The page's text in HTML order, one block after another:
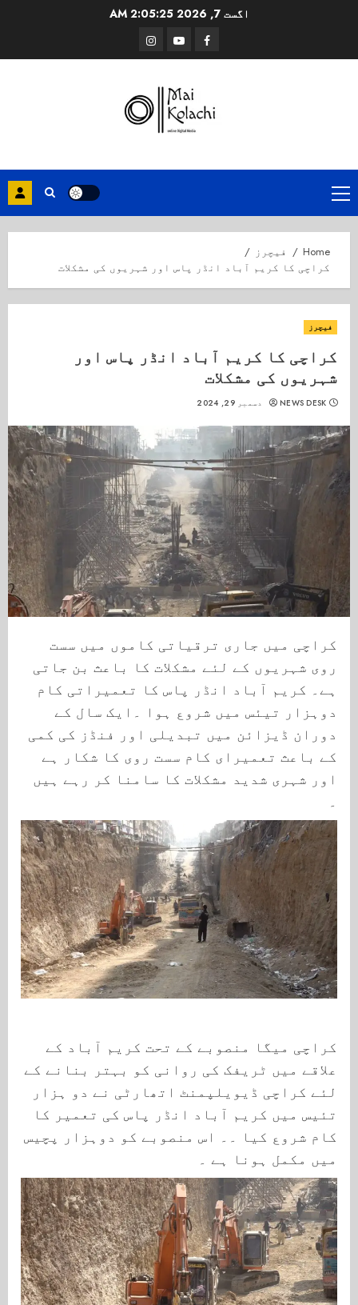
اگست 7, 2026 2:05:25 AM
Facebook
Youtube
Instagram
Primary
Menu
Home
فیچرز
کراچی کا کریم آباد انڈر پاس اور شہریوں کی مشکلات
فیچرز
کراچی کا کریم آباد انڈر پاس اور
شہریوں کی مشکلات
NEWS DESK دسمبر 29, 2024
کراچی میں جاری ترقیاتی کاموں میں سست
روی شہریوں کے لئے مشکلات کا باعث بن جاتی
ہے۔ کریم آباد انڈر پاس کا تعمیراتی کام
دوہزار تیئس میں شروع ہوا ۔ایک سال کے
دوران ڈیزائن میں تبدیلی اور فنڈز کی کمی
کے باعث تعمیرای کام سست روی کا شکار ہے
اور شہری شدید مشکلات کا سامنا کر رہے ہیں
۔
کراچی میگا منصوبے کے تحت کریم آباد کے
علاقے میں ٹریفک کی روانی کو بہتر بنانے کے
لئے کراچی ڈیویلپمنٹ اتھارٹی نے دو ہزار
تئیس میں کریم آباد انڈر پاس کی تعمیر کا
کام شروع کیا ۔۔ اس منصوبے کو دوہزار پچیس
میں مکمل ہونا ہے ۔